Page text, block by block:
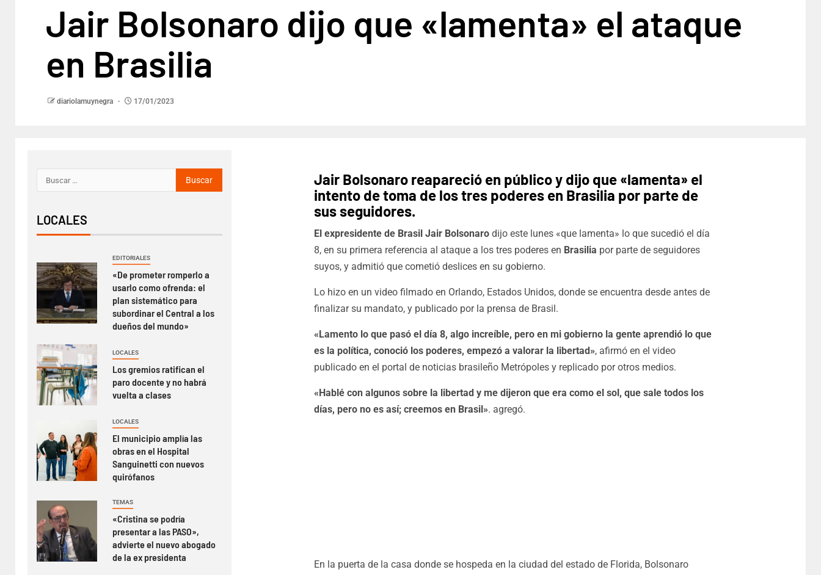
Jair Bolsonaro dijo que «lamenta» el ataque
en Brasilia
diariolamuynegra 17/01/2023
Jair Bolsonaro reapareció en público y dijo que «lamenta» el
intento de toma de los tres poderes en Brasilia por parte de
sus seguidores.
El expresidente de Brasil Jair Bolsonaro dijo este lunes «que lamenta» lo que sucedió el día
8, en su primera referencia al ataque a los tres poderes en Brasilia por parte de seguidores
suyos, y admitió que cometió deslices en su gobierno.
Lo hizo en un video filmado en Orlando, Estados Unidos, donde se encuentra desde antes de
finalizar su mandato, y publicado por la prensa de Brasil.
«Lamento lo que pasó el día 8, algo increíble, pero en mi gobierno la gente aprendió lo que
es la política, conoció los poderes, empezó a valorar la libertad», afirmó en el video
publicado en el portal de noticias brasileño Metrópoles y replicado por otros medios.
«Hablé con algunos sobre la libertad y me dijeron que era como el sol, que sale todos los
días, pero no es así; creemos en Brasil». agregó.
En la puerta de la casa donde se hospeda en la ciudad del estado de Florida, Bolsonaro
LOCALES
EDITORIALES
«De prometer romperlo a
usarlo como ofrenda: el
plan sistemático para
subordinar el Central a los
dueños del mundo»
LOCALES
Los gremios ratifican el
paro docente y no habrá
vuelta a clases
LOCALES
El municipio amplía las
obras en el Hospital
Sanguinetti con nuevos
quirófanos
TEMAS
«Cristina se podría
presentar a las PASO»,
advierte el nuevo abogado
de la ex presidenta